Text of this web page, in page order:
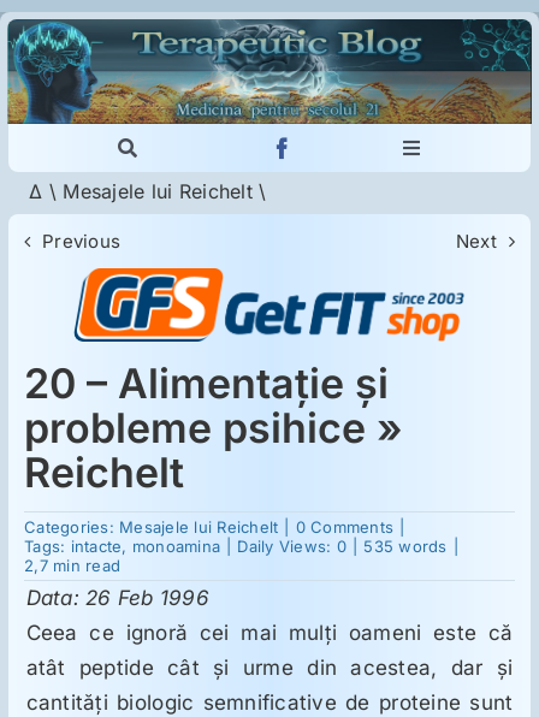
Skip
to
content
Toggle
Navigation
Cautare...
Toggle
Imunologie
Dermatologie
Psihiatrie
Neurologie
Intoleranţa la gluten
Suplimente
Reumatologie
Δ \ Mesajele lui Reichelt \
Previous Next
20 – Alimentaţie şi
probleme psihice »
Reichelt
Categories: Mesajele lui Reichelt 0 Comments
20
Alimentaţie
probleme
psihice
»
Reichelt
Tags: intacte, monoamina Daily Views: 0 535 words
2,7 min read
Data: 26 Feb 1996
Ceea ce ignoră cei mai mulţi oameni este că
atât peptide cât şi urme din acestea, dar şi
cantităţi biologic semnificative de proteine sunt